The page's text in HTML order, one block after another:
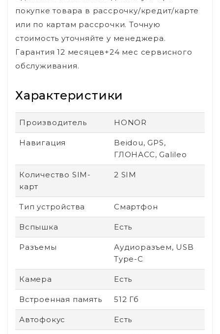
покупке товара в рассрочку/кредит/карте
или по картам рассрочки. Точную
стоимость уточняйте у менеджера.
Гарантия 12 месяцев+24 мес сервисного
обслуживания.
Характеристики
Производитель HONOR
Навигация
Beidou, GPS,
ГЛОНАСС, Galileo
Количество SIM-
карт
2 SIM
Тип устройства Смартфон
Вспышка Есть
Разъемы
Аудиоразъем, USB
Type-C
Камера Есть
Встроенная память 512 Гб
Автофокус Есть